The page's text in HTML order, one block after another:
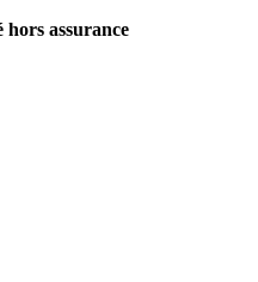
hors assurance